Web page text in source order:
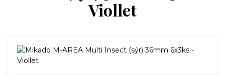
Viollet